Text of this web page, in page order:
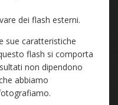
dei flash esterni.
sue caratteristiche
flash si comporta
non dipendono
abbiamo